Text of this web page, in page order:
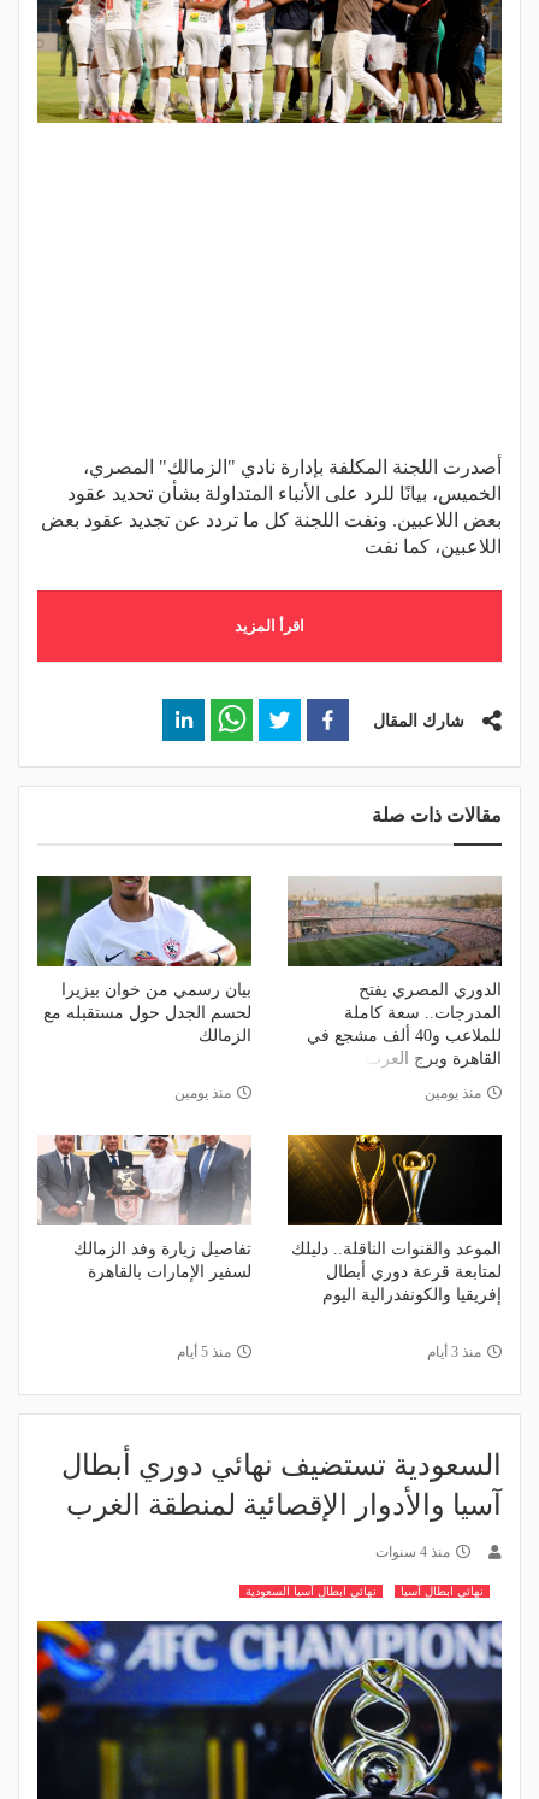
أصدرت اللجنة المكلفة بإدارة نادي "الزمالك" المصري،
الخميس، بيانًا للرد على الأنباء المتداولة بشأن تحديد عقود
بعض اللاعبين. ونفت اللجنة كل ما تردد عن تجديد عقود بعض
اللاعبين، كما نفت
اقرأ المزيد
شارك المقال
مقالات ذات صلة
الدوري المصري يفتح
المدرجات.. سعة كاملة
للملاعب و40 ألف مشجع في
القاهرة وبرج العرب
منذ يومين
بيان رسمي من خوان بيزيرا
لحسم الجدل حول مستقبله مع
الزمالك
منذ يومين
الموعد والقنوات الناقلة.. دليلك
لمتابعة قرعة دوري أبطال
إفريقيا والكونفدرالية اليوم
منذ 3 أيام
تفاصيل زيارة وفد الزمالك
لسفير الإمارات بالقاهرة
منذ 5 أيام
السعودية تستضيف نهائي دوري أبطال
آسيا والأدوار الإقصائية لمنطقة الغرب
منذ 4 سنوات
نهائي ابطال آسيا نهائي ابطال آسيا السعودية